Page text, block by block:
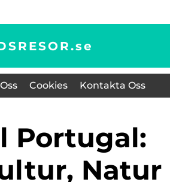
se
Cookies Kontakta Oss
Natur